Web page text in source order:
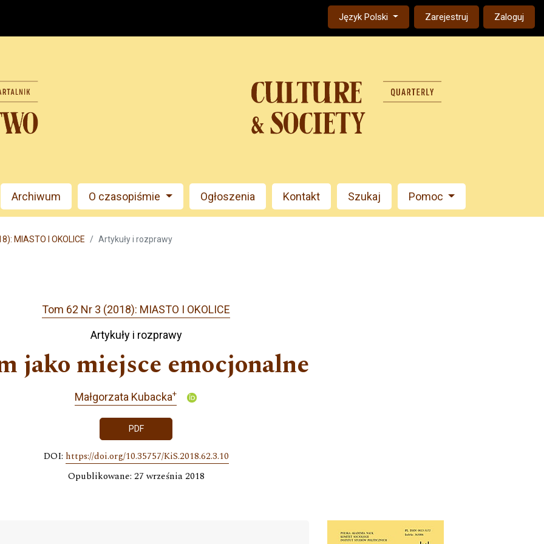
Change the language. The current language is:
Język Polski Zarejestruj Zaloguj
Archiwum O czasopiśmie Ogłoszenia Kontakt Szukaj Pomoc
MIASTO I OKOLICE Artykuły i rozprawy
Tom 62 Nr 3 (2018): MIASTO I OKOLICE
Artykuły i rozprawy
jako miejsce emocjonalne
Małgorzata Kubacka+
PDF
DOI: https://doi.org/10.35757/KiS.2018.62.3.10
Opublikowane: 27 września 2018
Cover image